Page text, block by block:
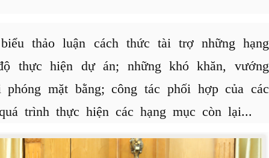
thảo luận cách thức tài trợ những hạng
thực hiện dự án; những khó khăn, vướng
mặt bằng; công tác phối hợp của các
trình thực hiện các hạng mục còn lại...